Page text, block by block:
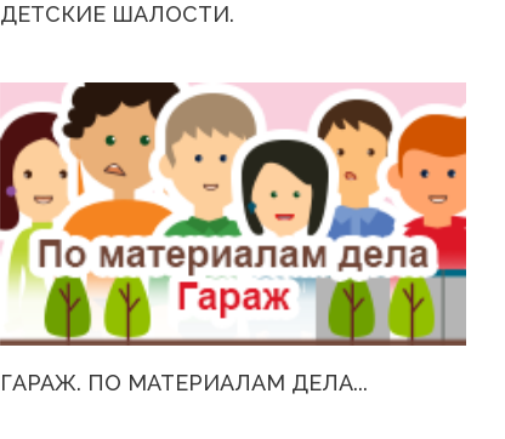
ДЕТСКИЕ ШАЛОСТИ.
ГАРАЖ. ПО МАТЕРИАЛАМ ДЕЛА...